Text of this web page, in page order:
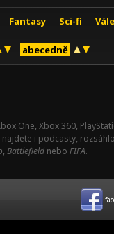
Fantasy Sci-fi
abecedně
One, Xbox 360,
i podcasty,
, Battlefield nebo FIFA.